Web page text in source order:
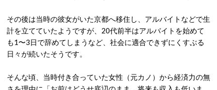
その後は当時の彼女がいた京都へ移住し、アルバイトなどで生
計を立てていたようですが、20代前半はアルバイトを始めて
も1〜3日で辞めてしまうなど、社会に適合できずにくすぶる
日々が続いたそうです。
そんな頃、当時付き合っていた女性（元カノ）から経済力の無